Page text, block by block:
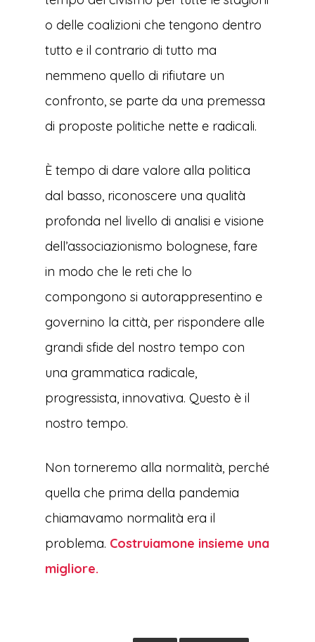
o delle coalizioni che tengono dentro
tutto e il contrario di tutto ma
nemmeno quello di rifiutare un
confronto, se parte da una premessa
di proposte politiche nette e radicali.
È tempo di dare valore alla politica
dal basso, riconoscere una qualità
profonda nel livello di analisi e visione
dell’associazionismo bolognese, fare
in modo che le reti che lo
compongono si autorappresentino e
governino la città, per rispondere alle
grandi sfide del nostro tempo con
una grammatica radicale,
progressista, innovativa. Questo è il
nostro tempo.
Non torneremo alla normalità, perché
quella che prima della pandemia
chiamavamo normalità era il
problema. Costruiamone insieme una
migliore.